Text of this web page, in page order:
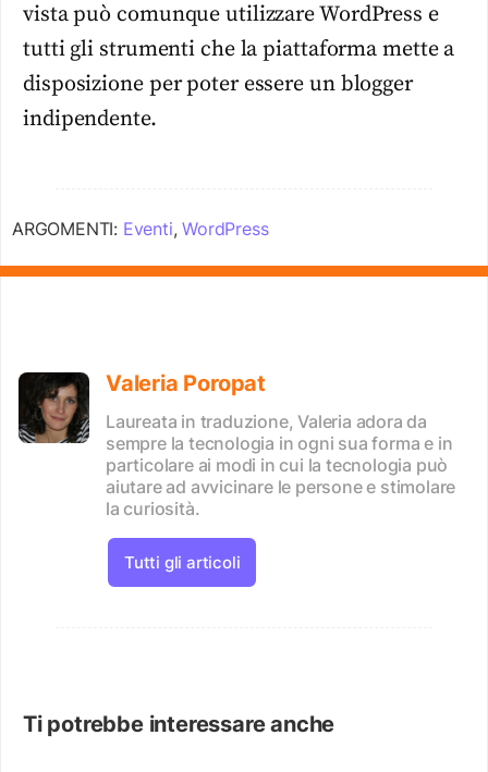
vista può comunque utilizzare WordPress e
tutti gli strumenti che la piattaforma mette a
disposizione per poter essere un blogger
indipendente.
ARGOMENTI: Eventi,WordPress
Valeria Poropat
Laureata in traduzione, Valeria adora da
sempre la tecnologia in ogni sua forma e in
particolare ai modi in cui la tecnologia può
aiutare ad avvicinare le persone e stimolare
la curiosità.
Tutti gli articoli
Ti potrebbe interessare anche